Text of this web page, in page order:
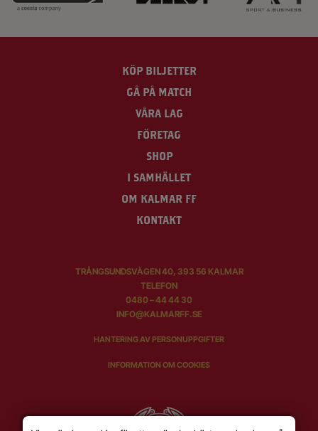
KÖP BILJETTER
GÅ PÅ MATCH
VÅRA LAG
FÖRETAG
SHOP
I SAMHÄLLET
OM KALMAR FF
KONTAKT
TRÅNGSUNDSVÄGEN 40, 393 56 KALMAR
TELEFON
0480 – 44 44 30
INFO@KALMARFF.SE
HANTERING AV PERSONUPPGIFTER
INFORMATION OM COOKIES